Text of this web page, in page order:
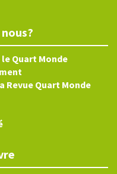
Quart Monde
Revue Quart Monde